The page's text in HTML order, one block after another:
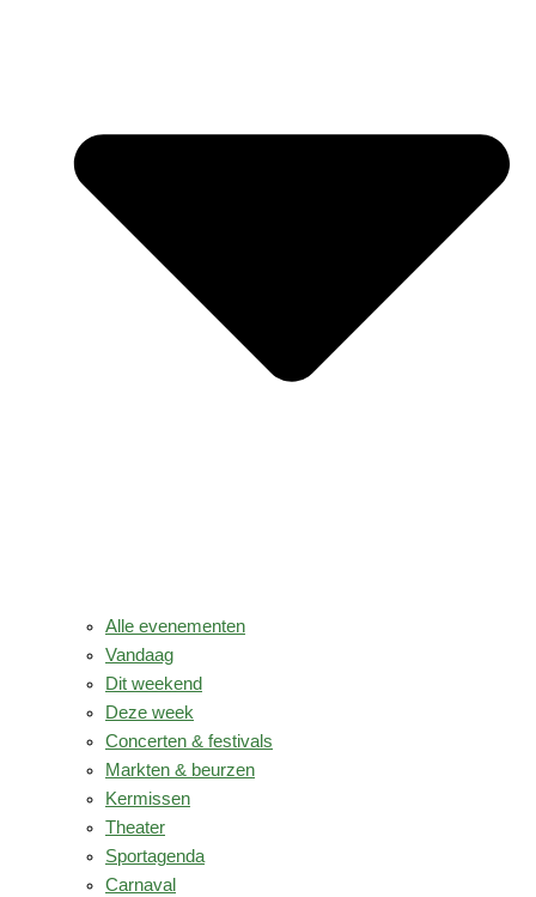
Alle evenementen
Vandaag
Dit weekend
Deze week
Concerten & festivals
Markten & beurzen
Kermissen
Theater
Sportagenda
Carnaval